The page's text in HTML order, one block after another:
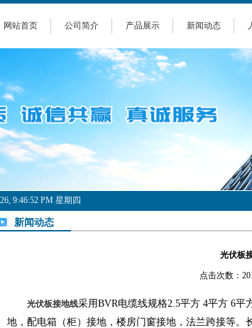
网站首页 公司简介 产品展示 新闻动态
9:46:53 PM 星期四
新闻动态
光伏板
点击次数：
光伏板接地线采用BVR电缆线规格2.5平方 4平方 6
地，配电箱（柜）接地，楼房门窗接地，法兰跨接等。